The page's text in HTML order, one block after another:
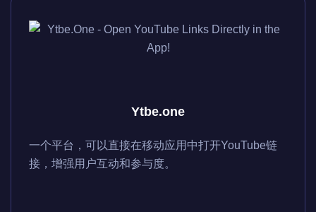
Ytbe.one
一个平台，可以直接在移动应用中打开YouTube链
接，增强用户互动和参与度。